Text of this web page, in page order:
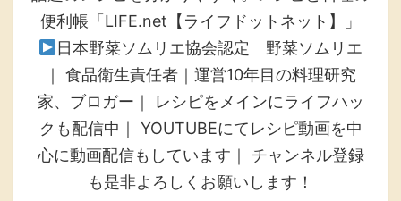
便利帳「LIFE.net【ライフドットネット】」
日本野菜ソムリエ協会認定 野菜ソムリエ
｜ 食品衛生責任者｜運営10年目の料理研究
家、ブロガー｜ レシピをメインにライフハッ
クも配信中｜ YOUTUBEにてレシピ動画を中
心に動画配信もしています｜ チャンネル登録
も是非よろしくお願いします！